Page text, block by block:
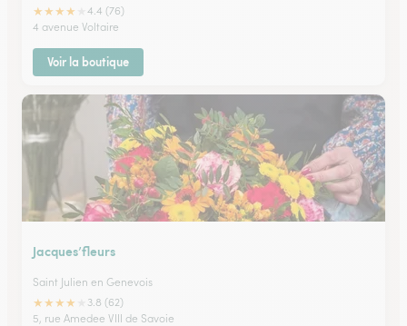
★★★★
4.4 (76)
4 avenue Voltaire
Voir la boutique
Jacques’fleurs
Saint Julien en Genevois
★★★★
3.8 (62)
5, rue Amedee VIII de Savoie